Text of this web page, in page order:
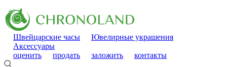
Швейцарские часы
Ювелирные украшения
Аксессуары
оценить
продать заложить контакты